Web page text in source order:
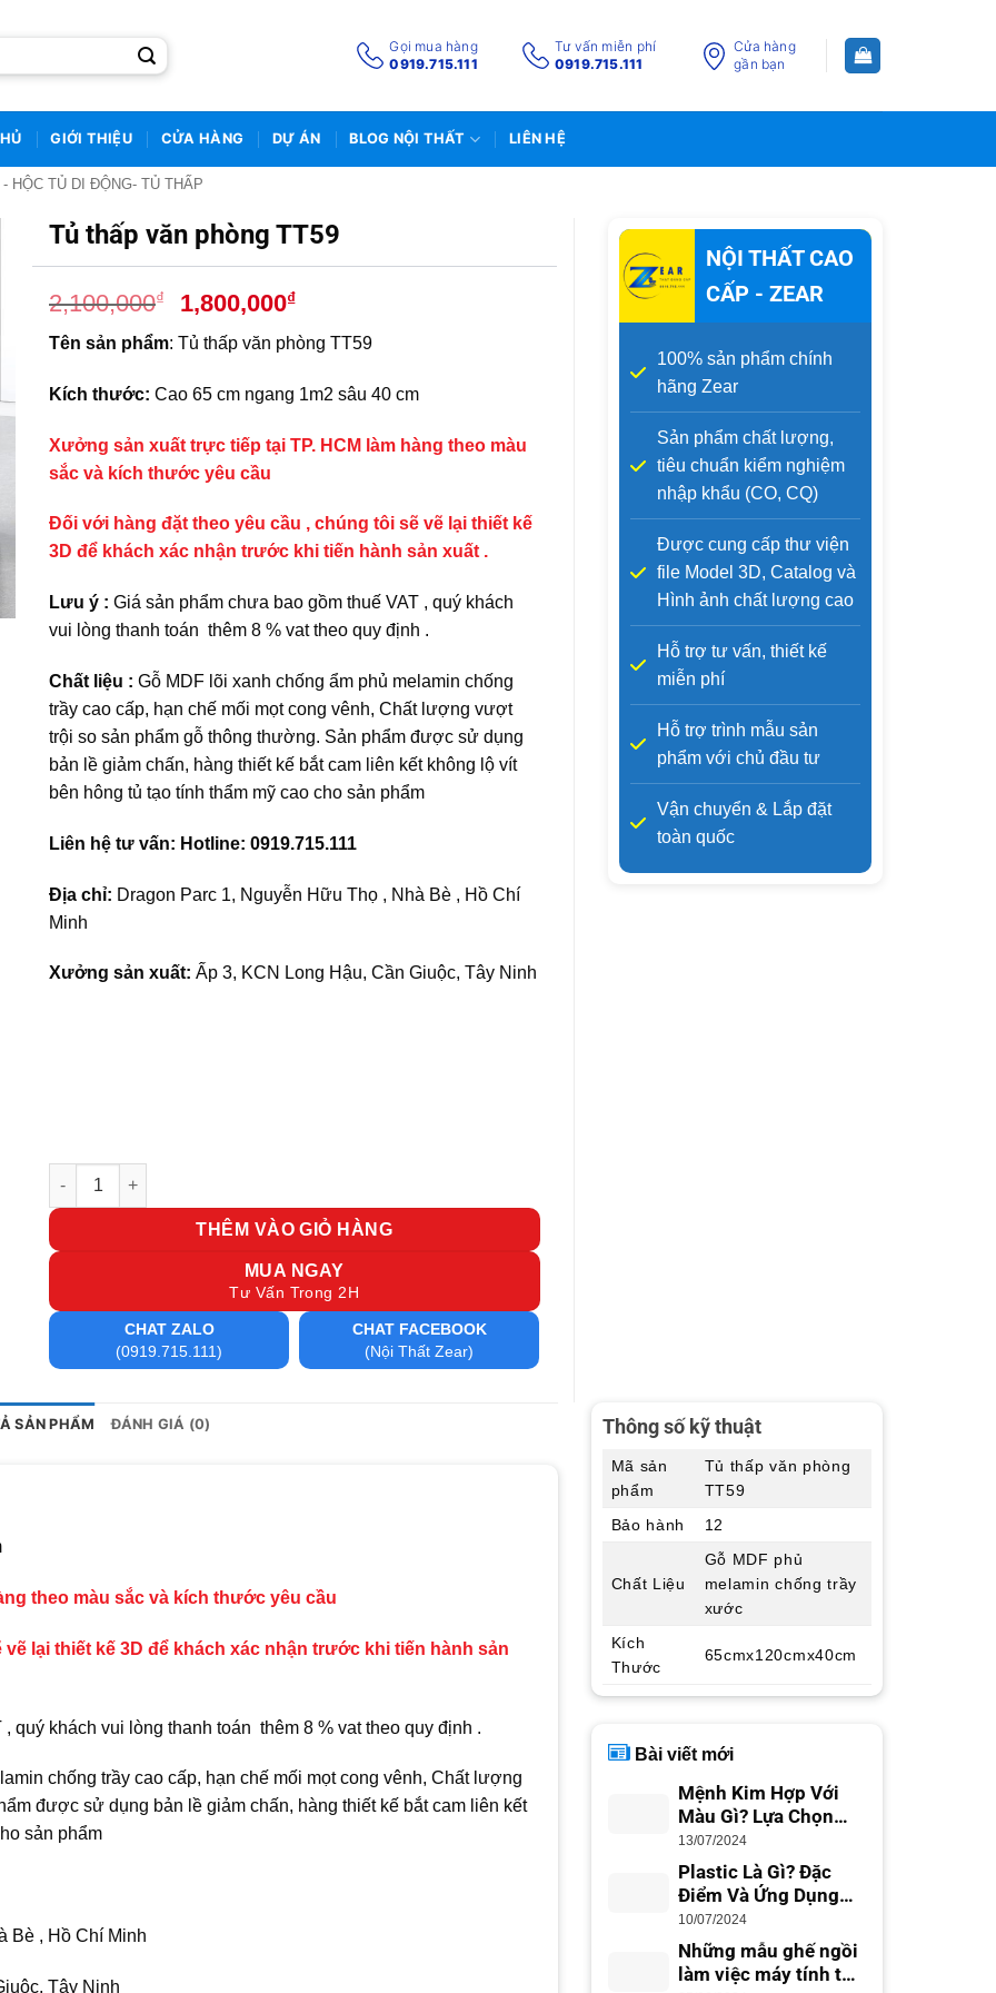
Gọi mua hàng
0919.715.111
Tư vấn miễn phí
0919.715.111
Cửa hàng
gần bạn
GIỚI THIỆU CỬA HÀNG DỰ ÁN BLOG NỘI THẤT LIÊN HỆ
HỘC TỦ DI ĐỘNG- TỦ THẤP
Tủ thấp văn phòng TT59
2,100,000₫
Giá
gốc
là:
2,100,000₫.
1,800,000₫Giá
hiện
tại
là:
1,800,000₫.
Tên sản phẩm: Tủ thấp văn phòng TT59
Kích thước: Cao 65 cm ngang 1m2 sâu 40 cm
Xưởng sản xuất trực tiếp tại TP. HCM làm hàng theo màu
sắc và kích thước yêu cầu
Đối với hàng đặt theo yêu cầu , chúng tôi sẽ vẽ lại thiết kế
3D để khách xác nhận trước khi tiến hành sản xuất .
Lưu ý : Giá sản phẩm chưa bao gồm thuế VAT , quý khách
vui lòng thanh toán thêm 8 % vat theo quy định .
Chất liệu : Gỗ MDF lõi xanh chống ẩm phủ melamin chống
trầy cao cấp, hạn chế mối mọt cong vênh, Chất lượng vượt
trội so sản phẩm gỗ thông thường. Sản phẩm được sử dụng
bản lề giảm chấn, hàng thiết kế bắt cam liên kết không lộ vít
bên hông tủ tạo tính thẩm mỹ cao cho sản phẩm
Liên hệ tư vấn: Hotline: 0919.715.111
Địa chỉ: Dragon Parc 1, Nguyễn Hữu Thọ , Nhà Bè , Hồ Chí
Minh
Xưởng sản xuất: Ấp 3, KCN Long Hậu, Cần Giuộc, Tây Ninh
Tủ thấp văn phòng TT59 số lượng
THÊM VÀO GIỎ HÀNG
MUA NGAY
Tư Vấn Trong 2H
CHAT ZALO
(0919.715.111)
CHAT FACEBOOK
(Nội Thất Zear)
NỘI THẤT CAO
CẤP - ZEAR
100% sản phẩm chính
hãng Zear
Sản phẩm chất lượng,
tiêu chuẩn kiểm nghiệm
nhập khẩu (CO, CQ)
Được cung cấp thư viện
file Model 3D, Catalog và
Hình ảnh chất lượng cao
Hỗ trợ tư vấn, thiết kế
miễn phí
Hỗ trợ trình mẫu sản
phẩm với chủ đầu tư
Vận chuyển & Lắp đặt
toàn quốc
SẢN PHẨM ĐÁNH GIÁ (0)
theo màu sắc và kích thước yêu cầu
lại thiết kế 3D để khách xác nhận trước khi tiến hành sản
quý khách vui lòng thanh toán thêm 8 % vat theo quy định .
chống trầy cao cấp, hạn chế mối mọt cong vênh, Chất lượng
được sử dụng bản lề giảm chấn, hàng thiết kế bắt cam liên kết
sản phẩm
Bè , Hồ Chí Minh
Tây Ninh
Thông số kỹ thuật
Mã sản
phẩm
Tủ thấp văn phòng
TT59
Bảo hành
12
Chất Liệu
Gỗ MDF phủ
melamin chống trầy
xước
Kích
Thước
65cmx120cmx40cm
Bài viết mới
Mệnh Kim Hợp Với
Màu Gì? Lựa Chọn
Màu Sắc Phong Thủy
13/07/2024
Plastic Là Gì? Đặc
Điểm Và Ứng Dụng
Trong Cuộc Sống
10/07/2024
Những mẫu ghế ngồi
làm việc máy tính tốt